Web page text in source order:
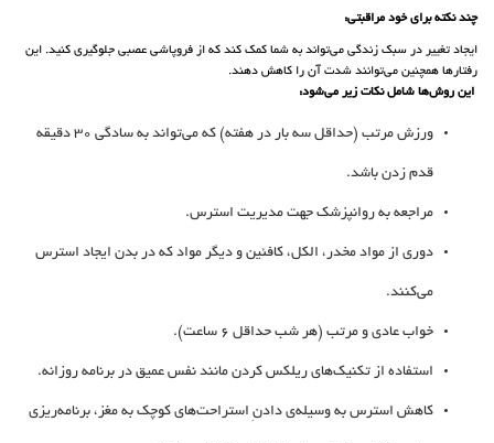
چند نکته برای خود مراقبتی:
ایجاد تغییر در سبک زندگی می‌تواند به شما کمک کند که از فروپاشی عصبی جلوگیری کنید. این
رفتارها همچنین می‌توانند شدت آن را کاهش دهند.
این روش‌ها شامل نکات زیر می‌شود:
ورزش مرتب (حداقل سه بار در هفته) که می‌تواند به سادگی 30 دقیقه
قدم زدن باشد.
مراجعه به روانپزشک جهت مدیریت استرس.
دوری از مواد مخدر، الکل، کافئین و دیگر مواد که در بدن ایجاد استرس
می‌کنند.
خواب عادی و مرتب (هر شب حداقل 6 ساعت).
استفاده از تکنیک‌های ریلکس کردن مانند نفس عمیق در برنامه روزانه.
کاهش استرس به وسیله‌ی دادنِ استراحت‌های کوچک به مغز، برنامه‌ریزی